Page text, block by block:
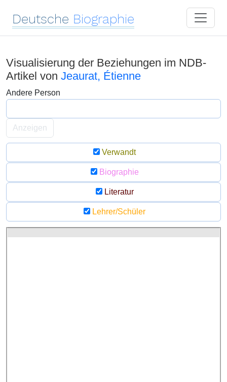
Deutsche Biographie
Visualisierung der Beziehungen im NDB-
Artikel von Jeaurat, Étienne
Andere Person
Anzeigen
Verwandt
Biographie
Literatur
Lehrer/Schüler